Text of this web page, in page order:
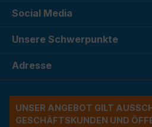
Social Media
Unsere Schwerpunkte
Adresse
UNSER ANGEBOT GILT
ESCHÄFTSKUNDEN UND